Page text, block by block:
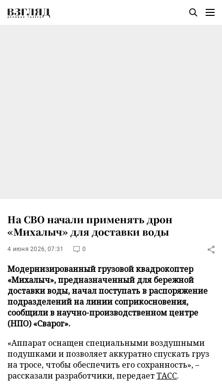
На СВО начали применять дрон
«Михалыч» для доставки воды
4 июня 2026, 07:31 0
Модернизированный грузовой квадрокоптер
«Михалыч», предназначенный для бережной
доставки воды, начал поступать в распоряжение
подразделений на линии соприкосновения,
сообщили в научно-производственном центре
(НПО) «Сварог».
«Аппарат оснащен специальными воздушными
подушками и позволяет аккуратно спускать груз
на тросе, чтобы обеспечить его сохранность», –
рассказали разработчики, передаетТАСС.